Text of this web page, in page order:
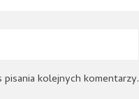
kolejnych komentarzy.